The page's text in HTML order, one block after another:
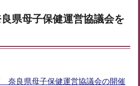
県母子保健運営協議会を
奈良県母子保健運営協議会の開催